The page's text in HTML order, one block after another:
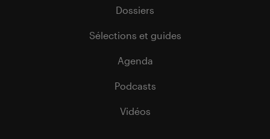
Dossiers
Sélections et guides
Agenda
Podcasts
Vidéos